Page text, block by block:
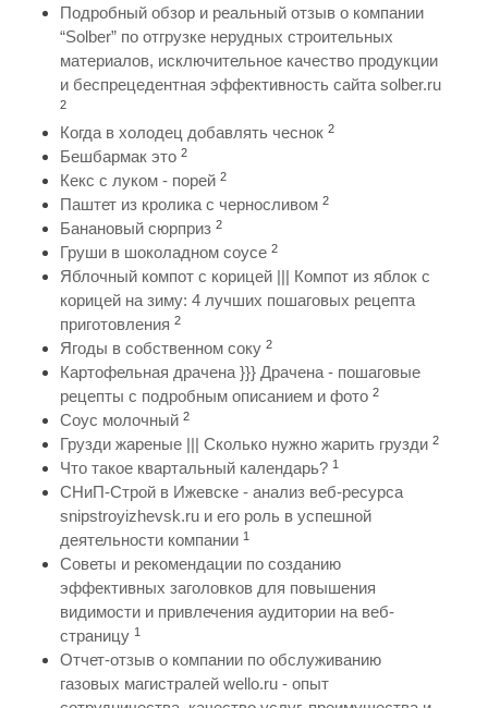
Подробный обзор и реальный отзыв о компании
“Solber” по отгрузке нерудных строительных
материалов, исключительное качество продукции
и беспрецедентная эффективность сайта solber.ru
2
Когда в холодец добавлять чеснок 2
Бешбармак это 2
Кекс с луком - порей 2
Паштет из кролика с черносливом 2
Банановый сюрприз 2
Груши в шоколадном соусе 2
Яблочный компот с корицей ||| Компот из яблок с
корицей на зиму: 4 лучших пошаговых рецепта
приготовления 2
Ягоды в собственном соку 2
Картофельная драчена }}} Драчена - пошаговые
рецепты с подробным описанием и фото 2
Соус молочный 2
Грузди жареные ||| Сколько нужно жарить грузди 2
Что такое квартальный календарь? 1
СНиП-Строй в Ижевске - анализ веб-ресурса
snipstroyizhevsk.ru и его роль в успешной
деятельности компании 1
Советы и рекомендации по созданию
эффективных заголовков для повышения
видимости и привлечения аудитории на веб-
страницу 1
Отчет-отзыв о компании по обслуживанию
газовых магистралей wello.ru - опыт